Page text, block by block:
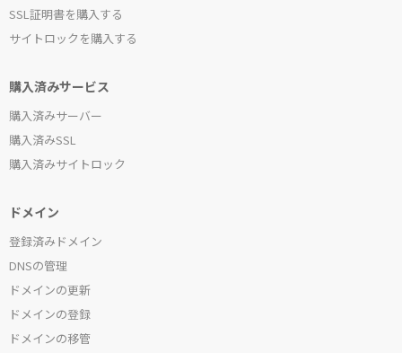
SSL証明書を購入する
サイトロックを購入する
購入済みサービス
購入済みサーバー
購入済みSSL
購入済みサイトロック
ドメイン
登録済みドメイン
DNSの管理
ドメインの更新
ドメインの登録
ドメインの移管